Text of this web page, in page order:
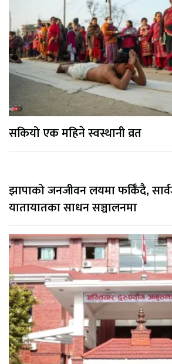
सकियो एक महिने स्वस्थानी व्रत
झापाको जनजीवन लयमा फर्किँदै,
यातायातका साधन सञ्चालनमा